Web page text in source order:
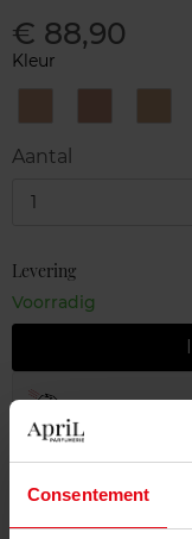
Consentement
€ 88,90
Kleur
Soft
Beige
Warm
Aantal
1
Levering
Voorradig
Gratis levering
Gratis retour
Gratis